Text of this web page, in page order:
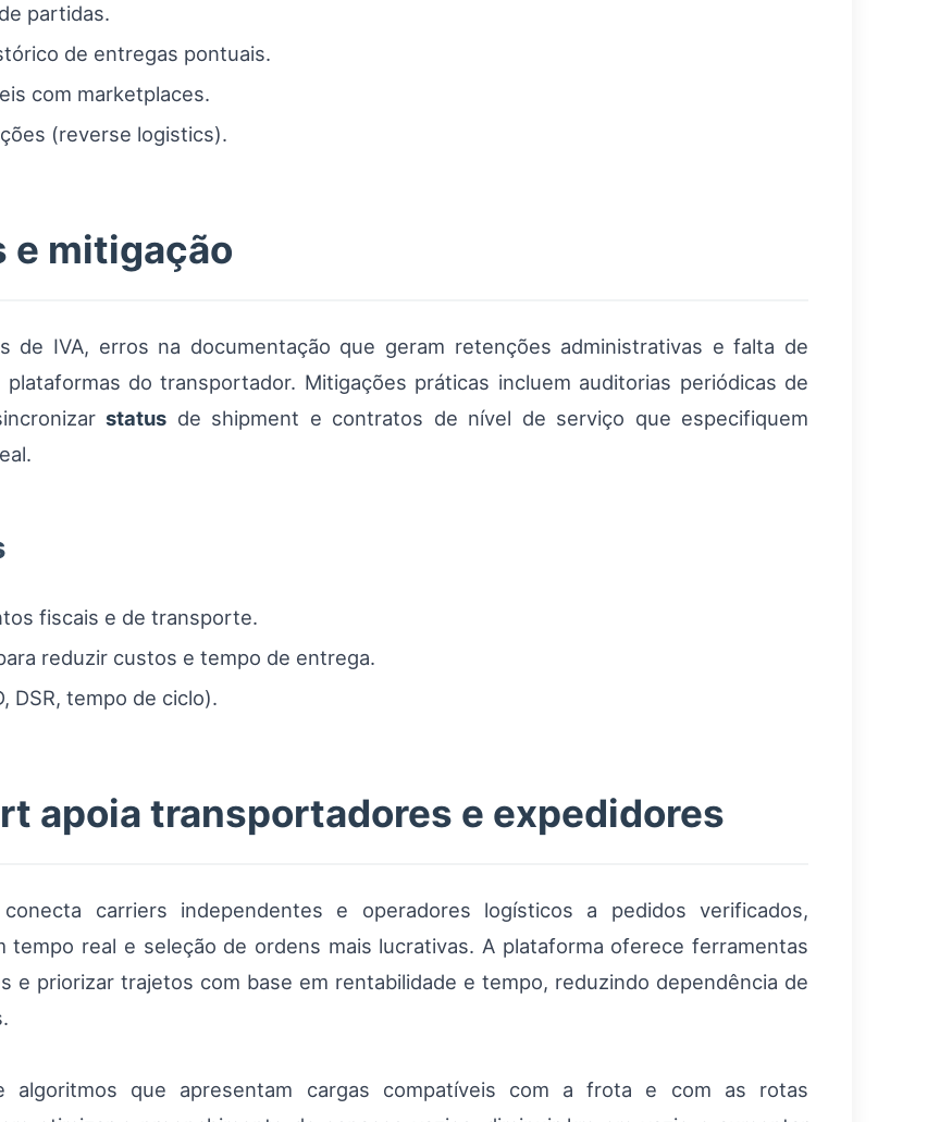
partidas.
de entregas pontuais.
com marketplaces.
(reverse logistics).
e mitigação
de IVA, erros na documentação que geram retenções administrativas e falta de
do transportador. Mitigações práticas incluem auditorias periódicas de
status de shipment e contratos de nível de serviço que especifiquem
fiscais e de transporte.
reduzir custos e tempo de entrega.
DSR, tempo de ciclo).
apoia transportadores e expedidores
conecta carriers independentes e operadores logísticos a pedidos verificados,
tempo real e seleção de ordens mais lucrativas. A plataforma oferece ferramentas
e priorizar trajetos com base em rentabilidade e tempo, reduzindo dependência de
algoritmos que apresentam cargas compatíveis com a frota e com as rotas